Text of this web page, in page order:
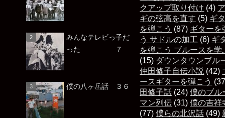
みんなテレビっ子だ
った ７
僕の八ヶ岳話 ３６
クアップ取り付け (4)
ギの弦高を直す (5) ギ
を弾こう (87) ギターを
う サドルの加工 (6) ギ
を弾こう ブルースを学
(15) ダウンタウンブル
仲田修子自伝小説 (42)
ースギターを弾こう
田修子話 (24)僕のブル
マン列伝 (31)僕の吉祥
(77)僕らの北沢話 (49)